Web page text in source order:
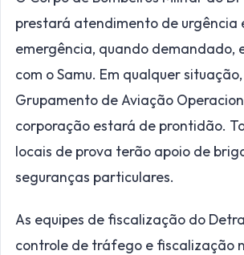
prestará atendimento de urgência
emergência, quando demandado,
com o Samu. Em qualquer
Grupamento de Aviação
corporação estará de prontidão.
locais de prova terão apoio de
seguranças particulares.
As equipes de fiscalização do
controle de tráfego e fiscalização